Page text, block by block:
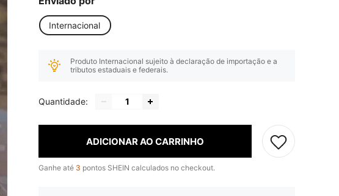
Internacional
Produto Internacional sujeito à declaração de importação e a
tributos estaduais e federais.
Quantidade:
ADICIONAR AO CARRINHO
Ganhe até 3 pontos SHEIN calculados no checkout.